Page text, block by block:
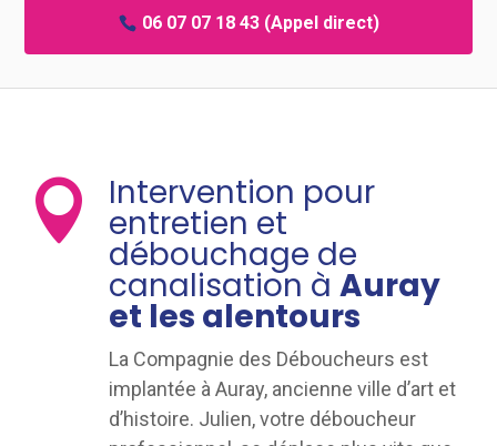
06 07 07 18 43(Appel direct)
 Intervention pour
entretien et
débouchage de
canalisation à Auray
et les alentours
La Compagnie des Déboucheurs est
implantée à Auray, ancienne ville d’art et
d’histoire. Julien, votre déboucheur